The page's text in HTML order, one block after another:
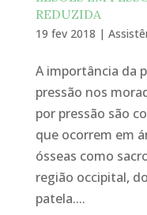
REDUZIDA
19 fev 2018 |
A importância da
pressão nos
por pressão são
que ocorrem em
ósseas como
região occipital,
patela....